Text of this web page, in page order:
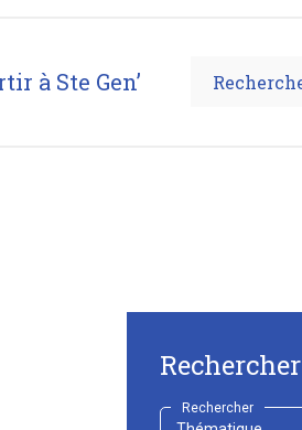
à Ste Gen’
Rechercher
Rechercher